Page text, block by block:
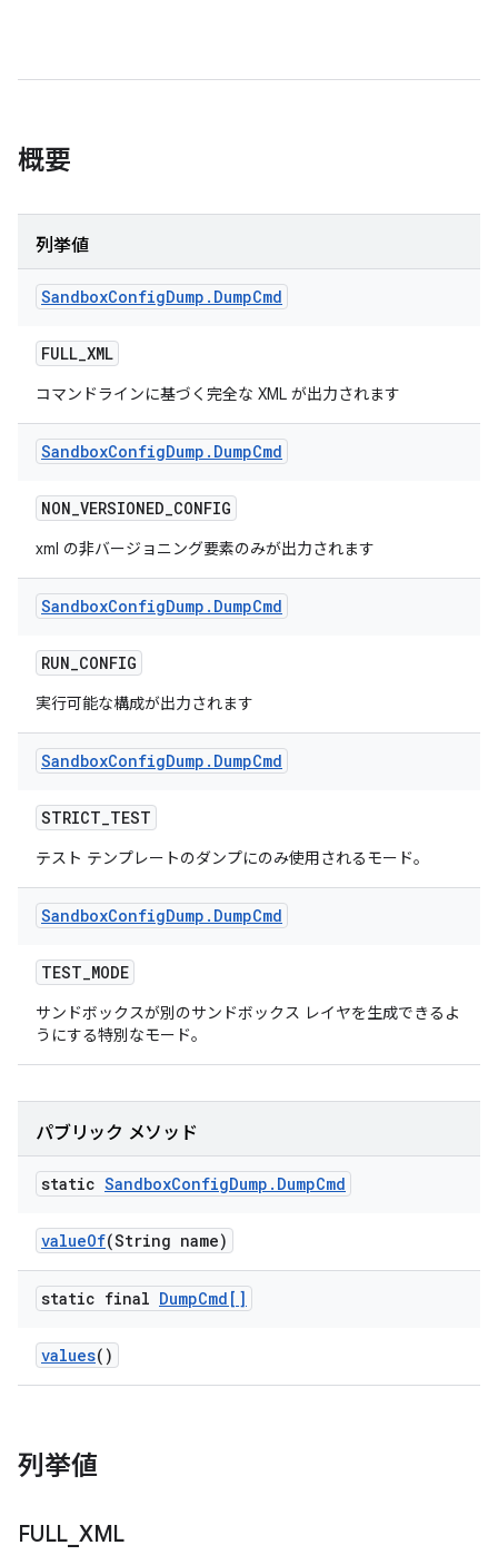
概要
列挙値
SandboxConfigDump . DumpCmd
FULL_XML
コマンドラインに基づく完全な XML が出力されます
SandboxConfigDump . DumpCmd
NON_VERSIONED_CONFIG
xml の非バージョニング要素のみが出力されます
SandboxConfigDump . DumpCmd
RUN_CONFIG
実行可能な構成が出力されます
SandboxConfigDump . DumpCmd
STRICT_TEST
テスト テンプレートのダンプにのみ使用されるモード。
SandboxConfigDump . DumpCmd
TEST_MODE
サンドボックスが別のサンドボックス レイヤを生成できるよ
うにする特別なモード。
パブリック メソッド
static SandboxConfigDump . DumpCmd
valueOf(String name)
static final DumpCmd[]
values()
列挙値
FULL XML